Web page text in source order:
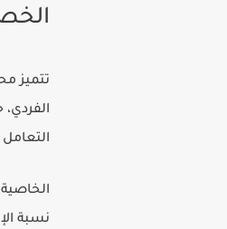
تتميز
نسبة